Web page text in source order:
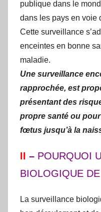
publique dans le
dans les pays en voie
Cette surveillance
enceintes en bonne
maladie.
Une surveillance
rapprochée, est
présentant des
propre santé ou
fœtus jusqu’à la
II – POURQUOI
BIOLOGIQUE
La surveillance